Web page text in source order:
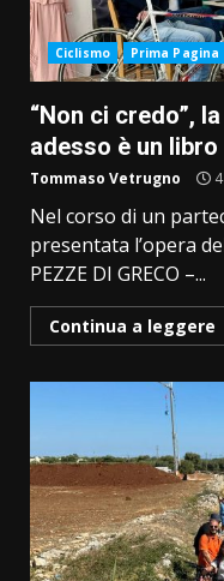
Ciclismo Prima Pagina
“Non ci credo”,
adesso è un libro
Tommaso Vetrugno
Nel corso di un
presentata l’opera
PEZZE DI GRECO –...
Continua a leggere